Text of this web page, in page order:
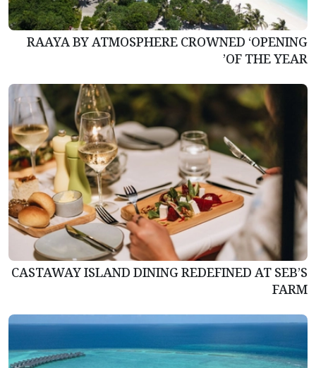
RAAYA BY ATMOSPHERE CROWNED ‘OPENING
OF THE YEAR’
CASTAWAY ISLAND DINING REDEFINED AT SEB’S
FARM